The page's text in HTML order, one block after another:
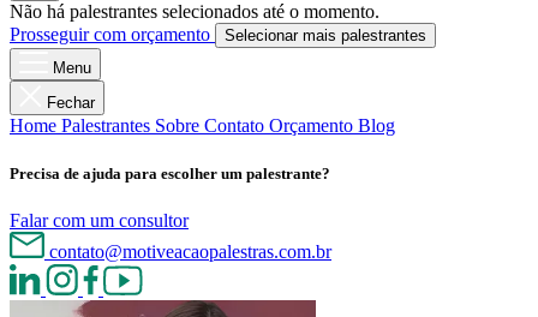
Não há palestrantes selecionados até o momento.
Prosseguir com orçamento
Selecionar mais palestrantes
Menu
Fechar
Home Palestrantes Sobre Contato Orçamento Blog
Precisa de ajuda para escolher um palestrante?
Falar com um consultor
contato@motiveacaopalestras.com.br